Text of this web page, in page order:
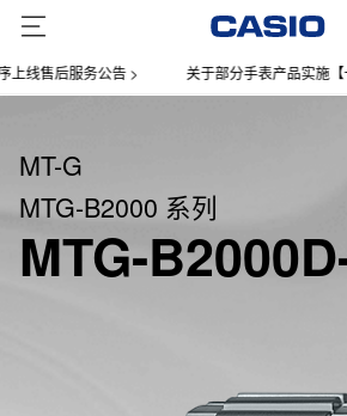
务公告 > 关于部分手表产品实施【一物一码
MT-G
MTG-B2000 系列
MTG-